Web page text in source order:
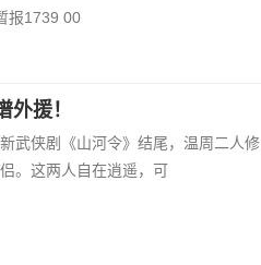
报1739 00
援！
武侠剧《山河令》结尾，温周二人修
。这两人自在逍遥，可